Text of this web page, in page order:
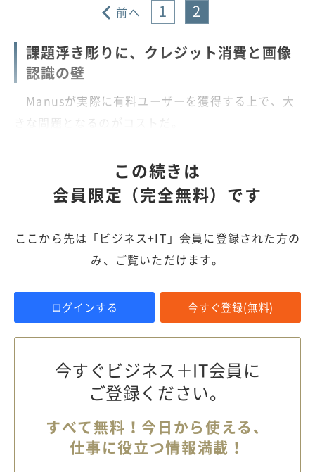
前へ 1 2
課題浮き彫りに、クレジット消費と画像
認識の壁
Manusが実際に有料ユーザーを獲得する上で、大
きな問題となるのがコストだ。
この続きは
会員限定（完全無料）です
ここから先は「ビジネス+IT」会員に登録された方の
み、ご覧いただけます。
ログインする 今すぐ登録(無料)
今すぐビジネス＋IT会員に
ご登録ください。
すべて無料！今日から使える、
仕事に役立つ情報満載！